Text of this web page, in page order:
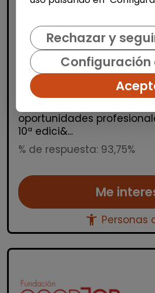
discapacidad
FUNDACIÓN GOODJOB|
España(Valladolid)
¡Impulsa tu futuro digital
GoodJob! ¿Quieres dar el
oportunidades
10ª edici&...
% de respuesta: 93,75%
Me
accessibility_new Personas
Rechazar y
Configuración